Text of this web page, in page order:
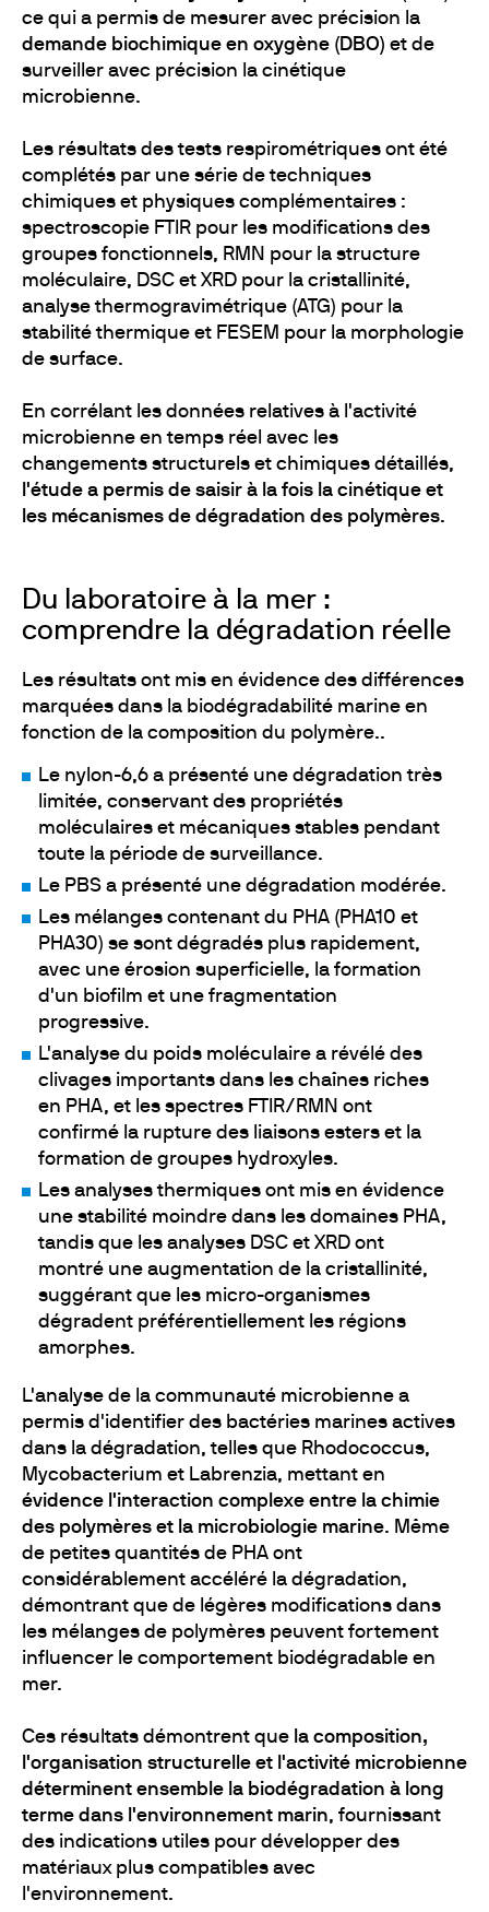
ce qui a permis de mesurer avec précision la
demande biochimique en oxygène (DBO) et de
surveiller avec précision la cinétique
microbienne.
Les résultats des tests respirométriques ont été
complétés par une série de techniques
chimiques et physiques complémentaires :
spectroscopie FTIR pour les modifications des
groupes fonctionnels, RMN pour la structure
moléculaire, DSC et XRD pour la cristallinité,
analyse thermogravimétrique (ATG) pour la
stabilité thermique et FESEM pour la morphologie
de surface.
En corrélant les données relatives à l'activité
microbienne en temps réel avec les
changements structurels et chimiques détaillés,
l'étude a permis de saisir à la fois la cinétique et
les mécanismes de dégradation des polymères.
Du laboratoire à la mer :
comprendre la dégradation réelle
Les résultats ont mis en évidence des différences
marquées dans la biodégradabilité marine en
fonction de la composition du polymère..
Le nylon-6,6 a présenté une dégradation très
limitée, conservant des propriétés
moléculaires et mécaniques stables pendant
toute la période de surveillance.
Le PBS a présenté une dégradation modérée.
Les mélanges contenant du PHA (PHA10 et
PHA30) se sont dégradés plus rapidement,
avec une érosion superficielle, la formation
d'un biofilm et une fragmentation
progressive.
L'analyse du poids moléculaire a révélé des
clivages importants dans les chaînes riches
en PHA, et les spectres FTIR/RMN ont
confirmé la rupture des liaisons esters et la
formation de groupes hydroxyles.
Les analyses thermiques ont mis en évidence
une stabilité moindre dans les domaines PHA,
tandis que les analyses DSC et XRD ont
montré une augmentation de la cristallinité,
suggérant que les micro-organismes
dégradent préférentiellement les régions
amorphes.
L'analyse de la communauté microbienne a
permis d'identifier des bactéries marines actives
dans la dégradation, telles que Rhodococcus,
Mycobacterium et Labrenzia, mettant en
évidence l'interaction complexe entre la chimie
des polymères et la microbiologie marine. Même
de petites quantités de PHA ont
considérablement accéléré la dégradation,
démontrant que de légères modifications dans
les mélanges de polymères peuvent fortement
influencer le comportement biodégradable en
mer.
Ces résultats démontrent que la composition,
l'organisation structurelle et l'activité microbienne
déterminent ensemble la biodégradation à long
terme dans l'environnement marin, fournissant
des indications utiles pour développer des
matériaux plus compatibles avec
l'environnement.